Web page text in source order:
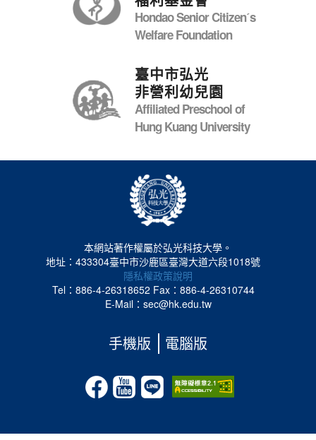
Hondao Senior Citizenˊs
Welfare Foundation
臺中市弘光
非營利幼兒園
Affiliated Preschool of
Hung Kuang University
本網站著作權屬於弘光科技大學。
地址：433304臺中市沙鹿區臺灣大道六段1018號
隱私權政策說明
Tel：886-4-26318652 Fax：886-4-26310744
E-Mail：sec@hk.edu.tw
手機版 電腦版